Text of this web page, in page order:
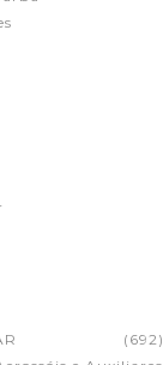
(692)